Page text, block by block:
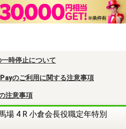
一時停止について
のご利用に関する注意事項
注意事項
場 4 R 小倉会長役職定年特別